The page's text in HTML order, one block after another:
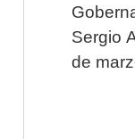
Sergio
de